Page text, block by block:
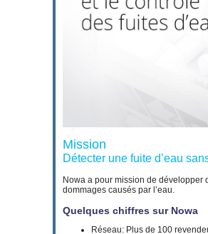
Mission
Détecter une fuite d’eau
Nowa a pour mission de développer
dommages causés par l’eau.
Quelques chiffres sur Nowa
Réseau: Plus de 100